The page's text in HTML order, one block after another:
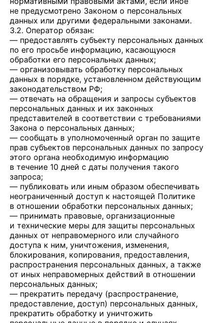
не предусмотрено Законом о персональных
данных или другими федеральными законами.
3.2. Оператор обязан:
— предоставлять субъекту персональных данных
по его просьбе информацию, касающуюся
обработки его персональных данных;
— организовывать обработку персональных
данных в порядке, установленном действующим
законодательством РФ;
— отвечать на обращения и запросы субъектов
персональных данных и их законных
представителей в соответствии с требованиями
Закона о персональных данных;
— сообщать в уполномоченный орган по защите
прав субъектов персональных данных по запросу
этого органа необходимую информацию
в течение 10 дней с даты получения такого
запроса;
— публиковать или иным образом обеспечивать
неограниченный доступ к настоящей Политике
в отношении обработки персональных данных;
— принимать правовые, организационные
и технические меры для защиты персональных
данных от неправомерного или случайного
доступа к ним, уничтожения, изменения,
блокирования, копирования, предоставления,
распространения персональных данных, а также
от иных неправомерных действий в отношении
персональных данных;
— прекратить передачу (распространение,
предоставление, доступ) персональных данных,
прекратить обработку и уничтожить